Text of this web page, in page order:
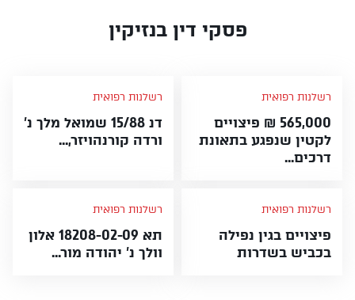
פסקי דין בנזיקין
רשלנות רפואית
565,000 ₪ פיצויים
לקטין שנפגע בתאונת
דרכים...
רשלנות רפואית
דנ 15/88 שמואל מלך נ'
ורדה קורנהויזר,...
רשלנות רפואית
פיצויים בגין נפילה
בכביש בשדרות
רשלנות רפואית
תא 18208-02-09 אלון
וולך נ' יהודה מור...